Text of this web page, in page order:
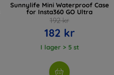
Sunnylife Mini Waterproof Case
for Insta360 GO Ultra
192 kr
182 kr
I lager > 5 st